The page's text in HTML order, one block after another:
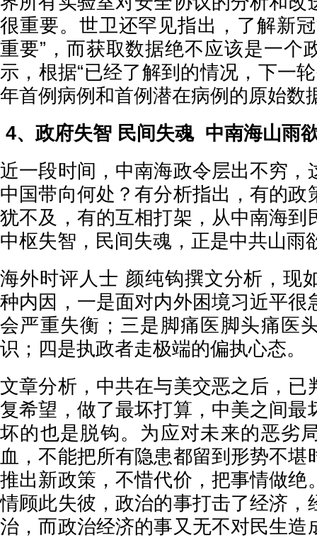
很重要。世卫还罕见指出，了解新
重要”，而获取数据绝不应该是一个
示，根据“已经了解到的情况，下一
年首例病例和首例潜在病例的原始数
4、政府失智 民间失魂 中南海山雨
近一段时间，中南海政令层出不穷，
中国带向何处？有分析指出，有的政
犹不及，有的互相打架，从中南海到
中枢失智，民间失魂，正是中共山雨
海外时评人士 颜纯钩撰文分析，现
种内因，一是面对内外困境习近平很
会严重失衡；三是脚痛医脚头痛医
识；四是执政者走极端的偏执心态。
文章分析，中共在与美交恶之后，已
复希望，做了最坏打算，中美之间最
坏的也是脱钩。为应对未来的恶劣
血，不能把所有隐患都留到形势不堪
推出新政策，不惜代价，把事情做绝
情顾此失彼，政治的事打击了经济，
治，而政治经济的事又无不对民生造